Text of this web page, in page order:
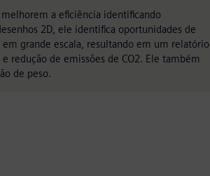
melhorem a eficiência identificando
2D, ele identifica oportunidades de
grande escala, resultando em um relatório
redução de emissões de CO2. Ele também
de peso.